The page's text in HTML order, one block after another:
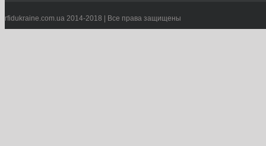
rfidukraine.com.ua 2014-2018 | Все права защищены